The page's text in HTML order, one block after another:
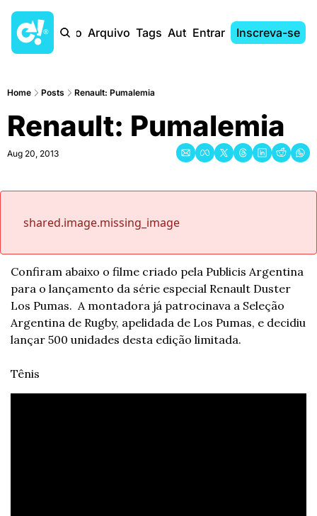
Início Arquivo Tags AutoresEntrar Inscreva-se
Home Posts Renault: Pumalemia
Renault: Pumalemia
Aug 20, 2013
shared.image.missing_image
Confiram abaixo o filme criado pela Publicis Argentina
para o lançamento da série especial Renault Duster
Los Pumas.  A montadora já patrocinava a Seleção
Argentina de Rugby, apelidada de Los Pumas, e decidiu
lançar 500 unidades desta edição limitada.
Tênis